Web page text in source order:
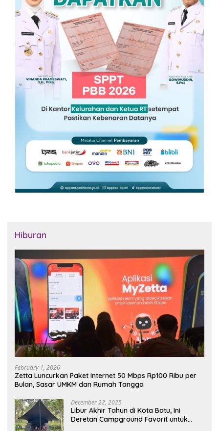
Hiburan
February 1, 2026
Zetta Luncurkan Paket Internet 50 Mbps Rp100 Ribu per
Bulan, Sasar UMKM dan Rumah Tangga
December 22, 2025
Libur Akhir Tahun di Kota Batu, Ini
Deretan Campground Favorit untuk